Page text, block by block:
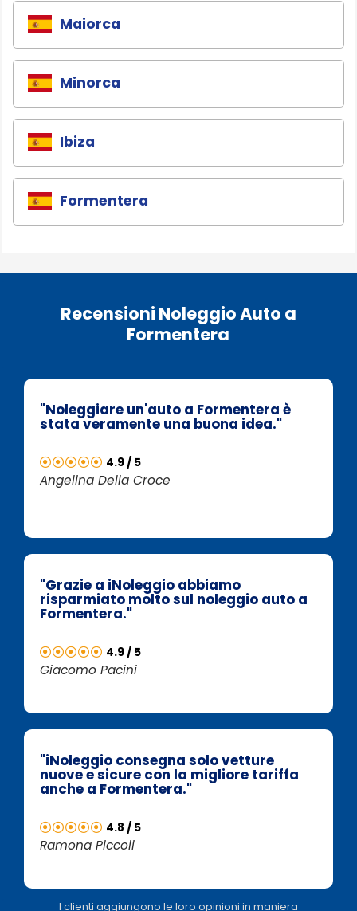
Maiorca
Minorca
Ibiza
Formentera
Recensioni Noleggio Auto a
Formentera
"Noleggiare un'auto a Formentera è
stata veramente una buona idea."
4.9 / 5
Angelina Della Croce
"Grazie a iNoleggio abbiamo
risparmiato molto sul noleggio auto a
Formentera."
4.9 / 5
Giacomo Pacini
"iNoleggio consegna solo vetture
nuove e sicure con la migliore tariffa
anche a Formentera."
4.8 / 5
Ramona Piccoli
I clienti aggiungono le loro opinioni in maniera